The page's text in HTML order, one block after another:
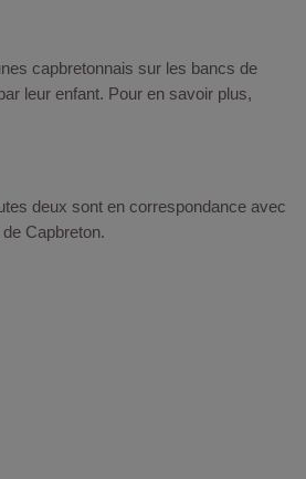
capbretonnais sur les bancs de
leur enfant. Pour en savoir plus,
deux sont en correspondance avec
Capbreton.